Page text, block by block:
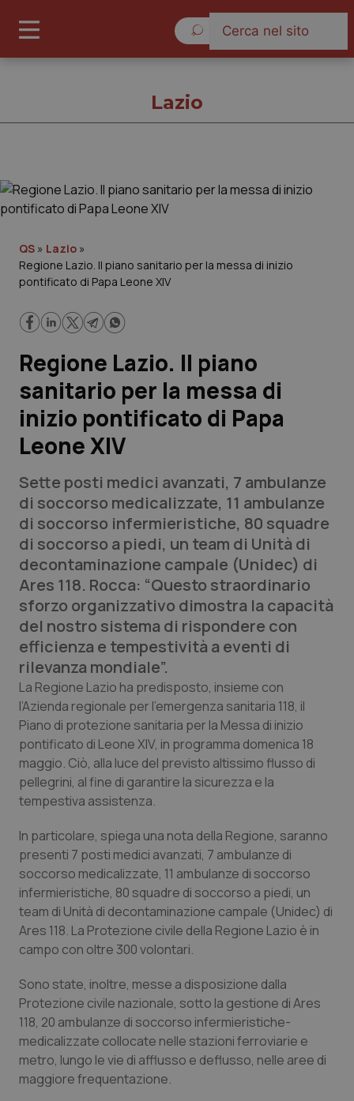
Governo e Parlamento
Regioni e Asl
Lavoro e Professioni
Scienza e Farmaci
Studi e Analisi
Lettere al direttore
Edizioni Regionali
QS Pro
Professionisti Sanitari.AI
Abruzzo
Basilicata
Calabria
Campania
Emilia-Romagna
Friuli Venezia Giulia
Lazio
Liguria
Marche
Molise
Piemonte
QS Pro Gold
Artrite & artrosi
Asma & BPCO
Car-T
Colesterolo & coronaropatie
Dermatite Atopica
Diabete & glucometri
Disturbi dell’umore
Donna & Salute
Epatiti
HIV
QS Club Newsletter
Lazio
QS » Lazio »
Regione Lazio. Il piano sanitario per la messa di inizio
pontificato di Papa Leone XIV
Regione Lazio. Il piano
sanitario per la messa di
inizio pontificato di Papa
Leone XIV
Sette posti medici avanzati, 7 ambulanze
di soccorso medicalizzate, 11 ambulanze
di soccorso infermieristiche, 80 squadre
di soccorso a piedi, un team di Unità di
decontaminazione campale (Unidec) di
Ares 118. Rocca: “Questo straordinario
sforzo organizzativo dimostra la capacità
del nostro sistema di rispondere con
efficienza e tempestività a eventi di
rilevanza mondiale”.
La Regione Lazio ha predisposto, insieme con
l’Azienda regionale per l’emergenza sanitaria 118, il
Piano di protezione sanitaria per la Messa di inizio
pontificato di Leone XIV, in programma domenica 18
maggio. Ciò, alla luce del previsto altissimo flusso di
pellegrini, al fine di garantire la sicurezza e la
tempestiva assistenza.
In particolare, spiega una nota della Regione, saranno
presenti 7 posti medici avanzati, 7 ambulanze di
soccorso medicalizzate, 11 ambulanze di soccorso
infermieristiche, 80 squadre di soccorso a piedi, un
team di Unità di decontaminazione campale (Unidec) di
Ares 118. La Protezione civile della Regione Lazio è in
campo con oltre 300 volontari.
Sono state, inoltre, messe a disposizione dalla
Protezione civile nazionale, sotto la gestione di Ares
118, 20 ambulanze di soccorso infermieristiche-
medicalizzate collocate nelle stazioni ferroviarie e
metro, lungo le vie di afflusso e deflusso, nelle aree di
maggiore frequentazione.